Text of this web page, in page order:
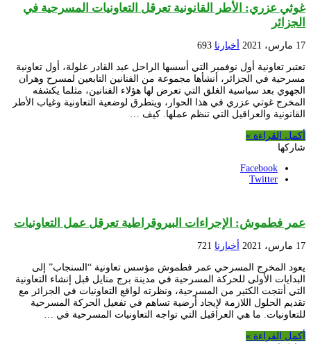
غوثي عزري: الأُطر القانونية تعرقل التعاونيات المسرحية في
الجزائر
17 مارس، 2021 أخبارنا 693
تعتبر تعاونية أول نوفمبر التي أسسها الراحل عبد القادر علولة، أول تعاونية
مسرحية في الجزائر، أنشأها مجموعة من الفنانين التابعين لمسرح وهران
الجهوي بعد سياسية الغلق التي تعرض لها هؤلاء الفنانين، مثلما يكشفه
المخرج غوتي عزري في هذا الحوار، ويتطرق لوضعية التعاونية وغياب الأطر
القانونية والعراقيل التي تنظم عملها. كيف …
أكمل القراءة »
شاركها
Facebook
Twitter
عمر فطموش: الإجراءات البيروقراطية تعرقل عمل التعاونيات
17 مارس، 2021 أخبارنا 721
يعود المخرج المسرحي عمر فطموش مؤسس تعاونية “السنجاب” إلى
البدايات الأولى للحركة المسرحية في مدينة برج منايل قبل إنشاء التعاونية
التي أنتجت الكثير من المسرحية، ونظرته لواقع التعاونيات في الجزائر مع
تقديم الحلول اللازمة لإيجاد أرضية تساهم في تفعيل الحركة المسرحية
للتعاونيات. ما هي العراقيل التي تواجه التعاونيات المسرحية في …
أكمل القراءة »